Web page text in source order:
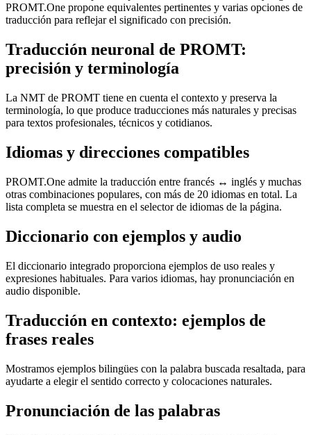
PROMT.One propone equivalentes pertinentes y varias opciones de
traducción para reflejar el significado con precisión.
Traducción neuronal de PROMT:
precisión y terminología
La NMT de PROMT tiene en cuenta el contexto y preserva la
terminología, lo que produce traducciones más naturales y precisas
para textos profesionales, técnicos y cotidianos.
Idiomas y direcciones compatibles
PROMT.One admite la traducción entre francés ↔ inglés y muchas
otras combinaciones populares, con más de 20 idiomas en total. La
lista completa se muestra en el selector de idiomas de la página.
Diccionario con ejemplos y audio
El diccionario integrado proporciona ejemplos de uso reales y
expresiones habituales. Para varios idiomas, hay pronunciación en
audio disponible.
Traducción en contexto: ejemplos de
frases reales
Mostramos ejemplos bilingües con la palabra buscada resaltada, para
ayudarte a elegir el sentido correcto y colocaciones naturales.
Pronunciación de las palabras